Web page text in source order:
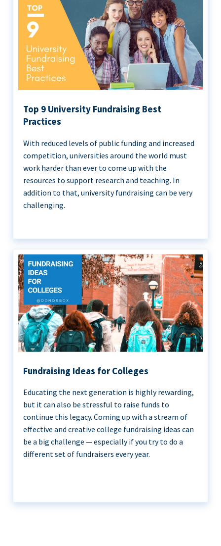
Top 9 University Fundraising Best
Practices
With reduced levels of public funding and increased
competition, universities around the world must
work harder than ever to come up with the
resources to support research and teaching. In
addition to that, university fundraising can be very
challenging.
Fundraising Ideas for Colleges
Educating the next generation is highly rewarding,
but it can also be stressful to raise funds to
continue this legacy. Coming up with a stream of
effective and creative college fundraising ideas can
be a big challenge — especially if you try to do a
different set of fundraisers every year.